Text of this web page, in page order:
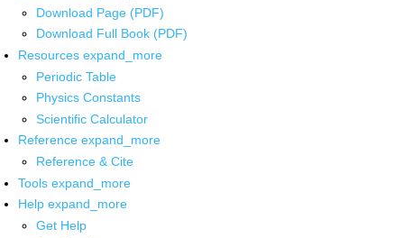
Download Page (PDF)
Download Full Book (PDF)
Resources expand_more
Periodic Table
Physics Constants
Scientific Calculator
Reference expand_more
Reference & Cite
Tools expand_more
Help expand_more
Get Help